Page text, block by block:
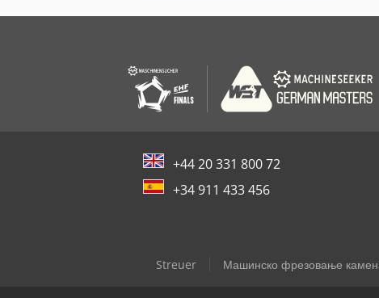
+44 20 331 800 72
+34 911 433 456
Streuer Машинско фрезовање